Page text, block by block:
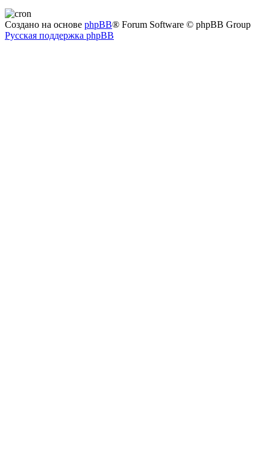
Создано на основе phpBB® Forum Software © phpBB Group
Русская поддержка phpBB